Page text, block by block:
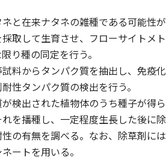
と在来ナタネの雑種である可能性が
取して生育させ、フローサイトメト
り種の同定を行う。
料からタンパク質を抽出し、免疫化
性タンパク質の検出を行う。
検出された植物体のうち種子が得ら
を播種し、一定程度生長した後に除
の有無を調べる。なお、除草剤には
ートを用いる。